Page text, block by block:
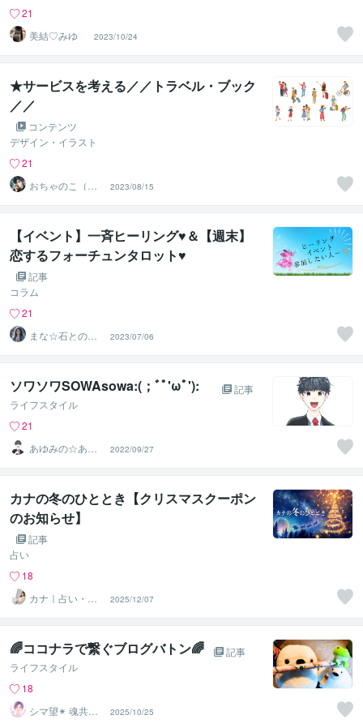
21
美結♡みゆ
2023/10/24
★サービスを考える／／トラベル・ブック
／／
コンテンツ
デザイン・イラスト
21
おちゃのこ（御
茶乃子祭々）
2023/08/15
【イベント】一斉ヒーリング♥＆【週末】
恋するフォーチュンタロット♥
記事
コラム
21
まな☆石との絆
を整える占い師
＆セラピスト
2023/07/06
ソワソワSOWAsowa:(；ﾞﾟ'ωﾟ'):
記事
ライフスタイル
21
あゆみの☆あな
たを応援・肯定
し隊
2022/09/27
カナの冬のひととき【クリスマスクーポン
のお知らせ】
記事
占い
18
カナ｜占い・ス
ピ系専門制作代
行
2025/12/07
🌈ココナラで繋ぐブログバトン🌈
記事
ライフスタイル
18
シマ望✴ 魂共鳴
リーディング
2025/10/25